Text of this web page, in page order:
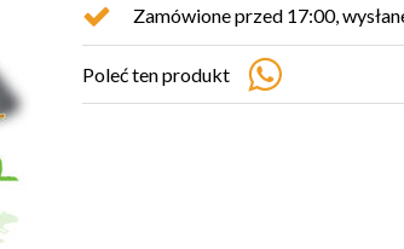
Zamówione przed 17:00,
Poleć ten produkt